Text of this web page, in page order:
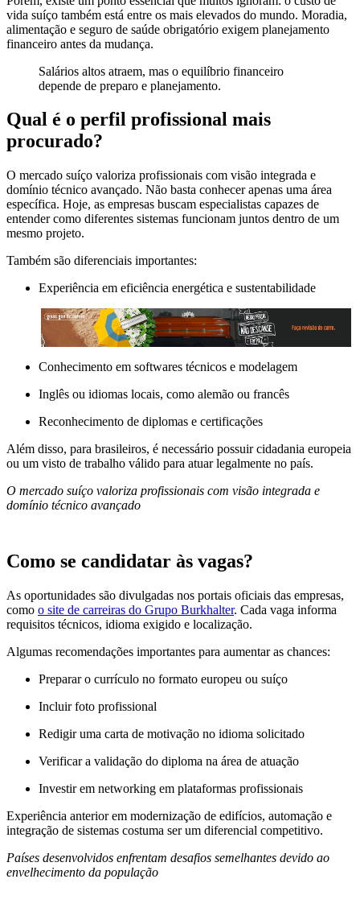
vida suíço também está entre os mais elevados do mundo. Moradia,
alimentação e seguro de saúde obrigatório exigem planejamento
financeiro antes da mudança.
Salários altos atraem, mas o equilíbrio financeiro
depende de preparo e planejamento.
Qual é o perfil profissional mais
procurado?
O mercado suíço valoriza profissionais com visão integrada e
domínio técnico avançado. Não basta conhecer apenas uma área
específica. Hoje, as empresas buscam especialistas capazes de
entender como diferentes sistemas funcionam juntos dentro de um
mesmo projeto.
Também são diferenciais importantes:
Experiência em eficiência energética e sustentabilidade
Conhecimento em softwares técnicos e modelagem
Inglês ou idiomas locais, como alemão ou francês
Reconhecimento de diplomas e certificações
Além disso, para brasileiros, é necessário possuir cidadania europeia
ou um visto de trabalho válido para atuar legalmente no país.
O mercado suíço valoriza profissionais com visão integrada e
domínio técnico avançado
Como se candidatar às vagas?
As oportunidades são divulgadas nos portais oficiais das empresas,
como o site de carreiras do Grupo Burkhalter. Cada vaga informa
requisitos técnicos, idioma exigido e localização.
Algumas recomendações importantes para aumentar as chances:
Preparar o currículo no formato europeu ou suíço
Incluir foto profissional
Redigir uma carta de motivação no idioma solicitado
Verificar a validação do diploma na área de atuação
Investir em networking em plataformas profissionais
Experiência anterior em modernização de edifícios, automação e
integração de sistemas costuma ser um diferencial competitivo.
Países desenvolvidos enfrentam desafios semelhantes devido ao
envelhecimento da população